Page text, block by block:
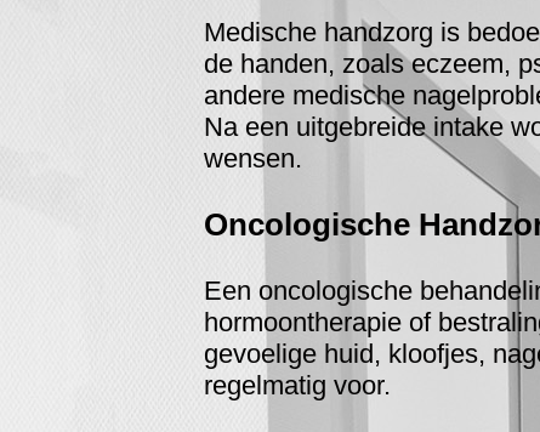
Medische handzorg is
de handen, zoals eczeem,
andere medische
Na een uitgebreide intake
wensen.
Oncologische
Een oncologische
hormoontherapie of
gevoelige huid, kloofjes,
regelmatig voor.